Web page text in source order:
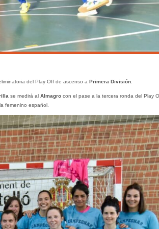
del Play Off de ascenso a Primera División.
se medirá al Almagro con el pase a la tercera ronda del Play
femenino español.